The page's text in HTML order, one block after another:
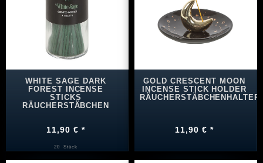
WHITE SAGE DARK
FOREST INCENSE
STICKS
RÄUCHERSTÄBCHEN
11,90 € *
20 Stück
GOLD CRESCENT MOON
INCENSE STICK HOLDER
RÄUCHERSTÄBCHENHALTER
11,90 € *